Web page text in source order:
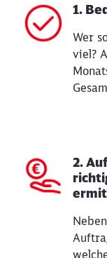
1.
Wer
viel?
2.